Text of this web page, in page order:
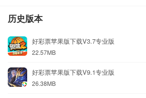
历史版本
好彩票苹果版下载V3.7专业版
22.57MB
好彩票苹果版下载V9.1专业版
26.38MB